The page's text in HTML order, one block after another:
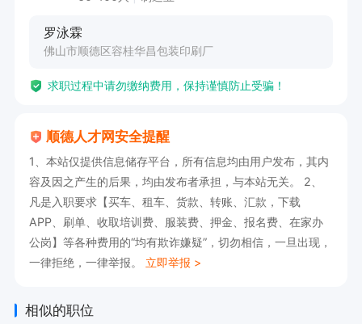
• 月出勤28天，每天10小时
• 转正购买社保
欢迎有志从事切纸机操作的有经验师傅及愿意踏实
学习的新人加入！
罗泳霖
佛山市顺德区容桂华昌包装印刷厂
求职过程中请勿缴纳费用，保持谨慎防止受骗！
顺德人才网安全提醒
1、本站仅提供信息储存平台，所有信息均由用户发布，其内
容及因之产生的后果，均由发布者承担，与本站无关。 2、
凡是入职要求【买车、租车、货款、转账、汇款，下载
APP、刷单、收取培训费、服装费、押金、报名费、在家办
公岗】等各种费用的“均有欺诈嫌疑”，切勿相信，一旦出现，
一律拒绝，一律举报。 立即举报 >
相似的职位